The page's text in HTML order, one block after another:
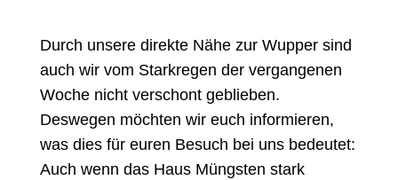
Durch unsere direkte Nähe zur Wupper sind
auch wir vom Starkregen der vergangenen
Woche nicht verschont geblieben.
Deswegen möchten wir euch informieren,
was dies für euren Besuch bei uns bedeutet:
Auch wenn das Haus Müngsten stark